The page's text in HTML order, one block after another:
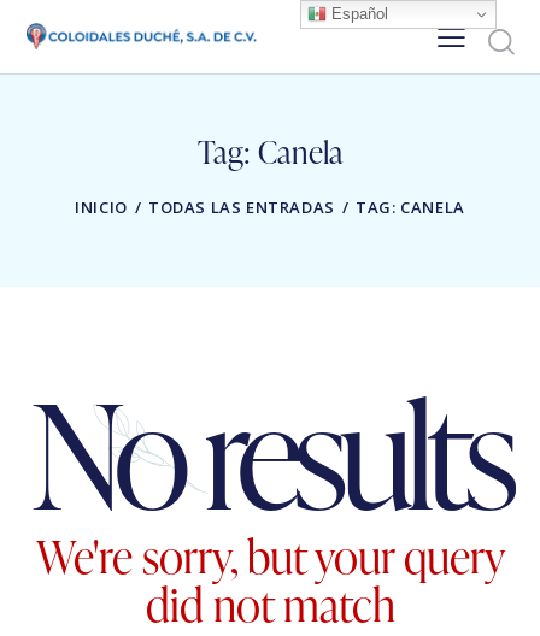
Tag: Canela
INICIO TODAS LAS ENTRADAS TAG: CANELA
No results
We're sorry, but your query
did not match
Español